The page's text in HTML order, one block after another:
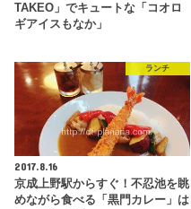
TAKEO」でキュートな「コオロ
ギアイスもなか」
ランチ
2017.8.16
京成上野駅からすぐ！不忍池を眺
めながら食べる「黒門カレー」は